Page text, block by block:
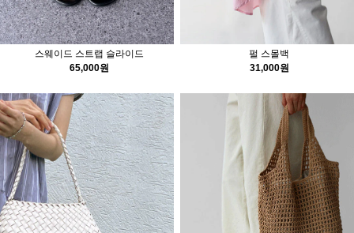
스웨이드 스트랩 슬라이드
65,000원
펄 스몰백
31,000원